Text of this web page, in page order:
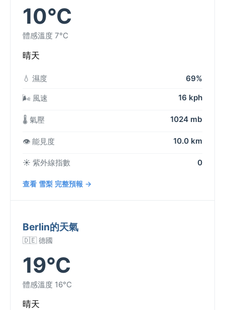
10°C
體感溫度 7°C
晴天
💧 濕度 69%
🌬️ 風速 16 kph
🌡️ 氣壓 1024 mb
👁️ 能見度 10.0 km
☀️ 紫外線指數 0
查看 雪梨 完整預報 →
Berlin的天氣
🇩🇪 德國
19°C
體感溫度 16°C
晴天